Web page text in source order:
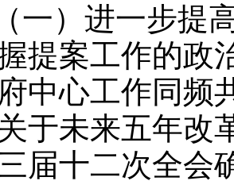
（一）进一步提
提案工作的政
中心工作同频
于未来五年改
届十二次全会